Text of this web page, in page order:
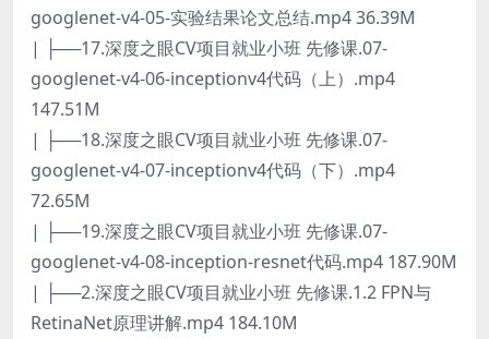
googlenet-v4-05-实验结果论文总结.mp4 36.39M
| ├──17.深度之眼CV项目就业小班 先修课.07-
googlenet-v4-06-inceptionv4代码（上）.mp4
147.51M
| ├──18.深度之眼CV项目就业小班 先修课.07-
googlenet-v4-07-inceptionv4代码（下）.mp4
72.65M
| ├──19.深度之眼CV项目就业小班 先修课.07-
googlenet-v4-08-inception-resnet代码.mp4 187.90M
| ├──2.深度之眼CV项目就业小班 先修课.1.2 FPN与
RetinaNet原理讲解.mp4 184.10M